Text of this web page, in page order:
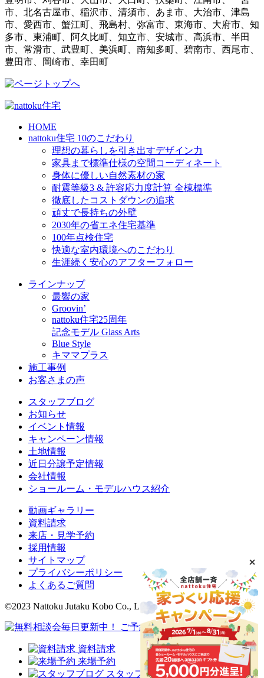
市、北名古屋市、稲沢市、清須市、あま市、大治市、津島
市、愛西市、蟹江町、飛島村、弥富市、東海市、大府市、知
多市、東浦町、阿久比町、知立市、安城市、高浜市、半田
市、常滑市、武豊町、美浜町、南知多町、碧南市、西尾市、
豊田市、岡崎市、幸田町
HOME
nattoku住宅 10のこだわり
理想の暮らしを引き出すデザイン力
家具まで標準仕様の空間コーディネート
身体に優しい自然素材の家
耐震等級3 & 許容応力度計算 全棟標準
徹底したコストダウンの追求
頑丈で長持ちの外壁
2030年の省エネ住宅基準
100年点検住宅
快適な室内環境へのこだわり
生涯続く安心のアフターフォロー
ラインナップ
最響の家
Groovin’
nattoku住宅25周年
記念モデル Glass Arts
Blue Style
キママプラス
施工事例
お客さまの声
スタッフブログ
お知らせ
イベント情報
キャンペーン情報
土地情報
近日分譲予定情報
会社情報
ショールーム・モデルハウス紹介
動画ギャラリー
資料請求
来店・見学予約
採用情報
サイトマップ
プライバシーポリシー
よくあるご質問
©2023 Nattoku Jutaku Kobo Co., Ltd.
資料請求
来場予約
スタッフブログ